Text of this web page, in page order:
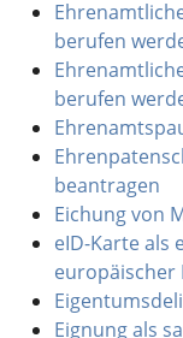
berufen
berufen
beantragen
Eichung von
eID-Karte als
europäischer
Eignung als